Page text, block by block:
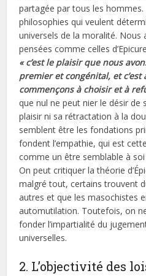
partagée par tous les hommes.
philosophies qui veulent
universels de la moralité. Nous
pensées comme celles
« c’est le plaisir que nous
premier et congénital, et
commençons à choisir et à
que nul ne peut nier le désir de
plaisir ni sa rétractation à la
semblent être les fondations
fondent l’empathie, qui est
comme un être semblable à
On peut critiquer la théorie
malgré tout, certains trouvent
autres et que les masochistes
automutilation. Toutefois, on
fonder l’impartialité du
universelles.
2. L’objectivité des